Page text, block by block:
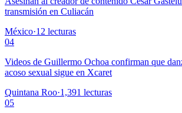
transmisión en Culiacán
México·12 lecturas
04
Videos de Guillermo Ochoa confirman que
acoso sexual sigue en Xcaret
Quintana Roo·1,391 lecturas
05